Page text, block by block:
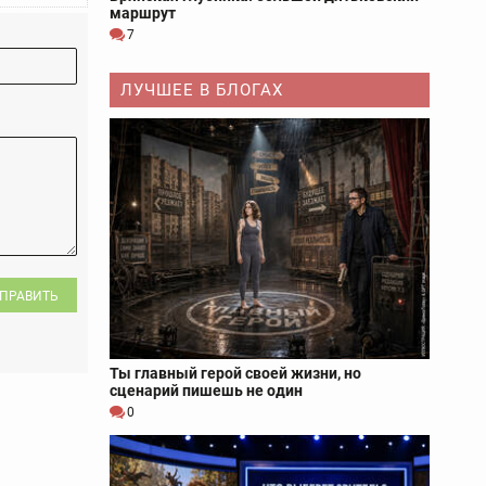
маршрут
7
ЛУЧШЕЕ В БЛОГАХ
Ты главный герой своей жизни, но
сценарий пишешь не один
0